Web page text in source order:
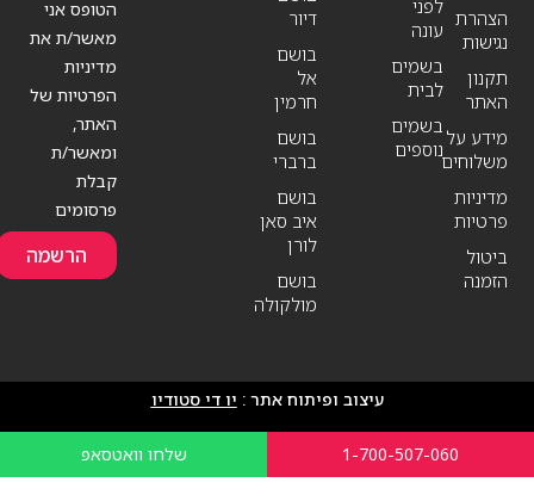
הצהרת
נגישות
תקנון
האתר
מידע על
משלוחים
מדיניות
פרטיות
ביטול
הזמנה
לפני
עונה
בשמים
לבית
בשמים
נוספים
דיור
בושם
אל
חרמין
בושם
ברברי
בושם
איב סאן
לורן
בושם
מולקולה
הטופס אני
מאשר/ת את
מדיניות
הפרטיות של
האתר,
ומאשר/ת
קבלת
פרסומים
הרשמה
עיצוב ופיתוח אתר : יו די סטודיו
1-700-507-060 שלחו וואטסאפ